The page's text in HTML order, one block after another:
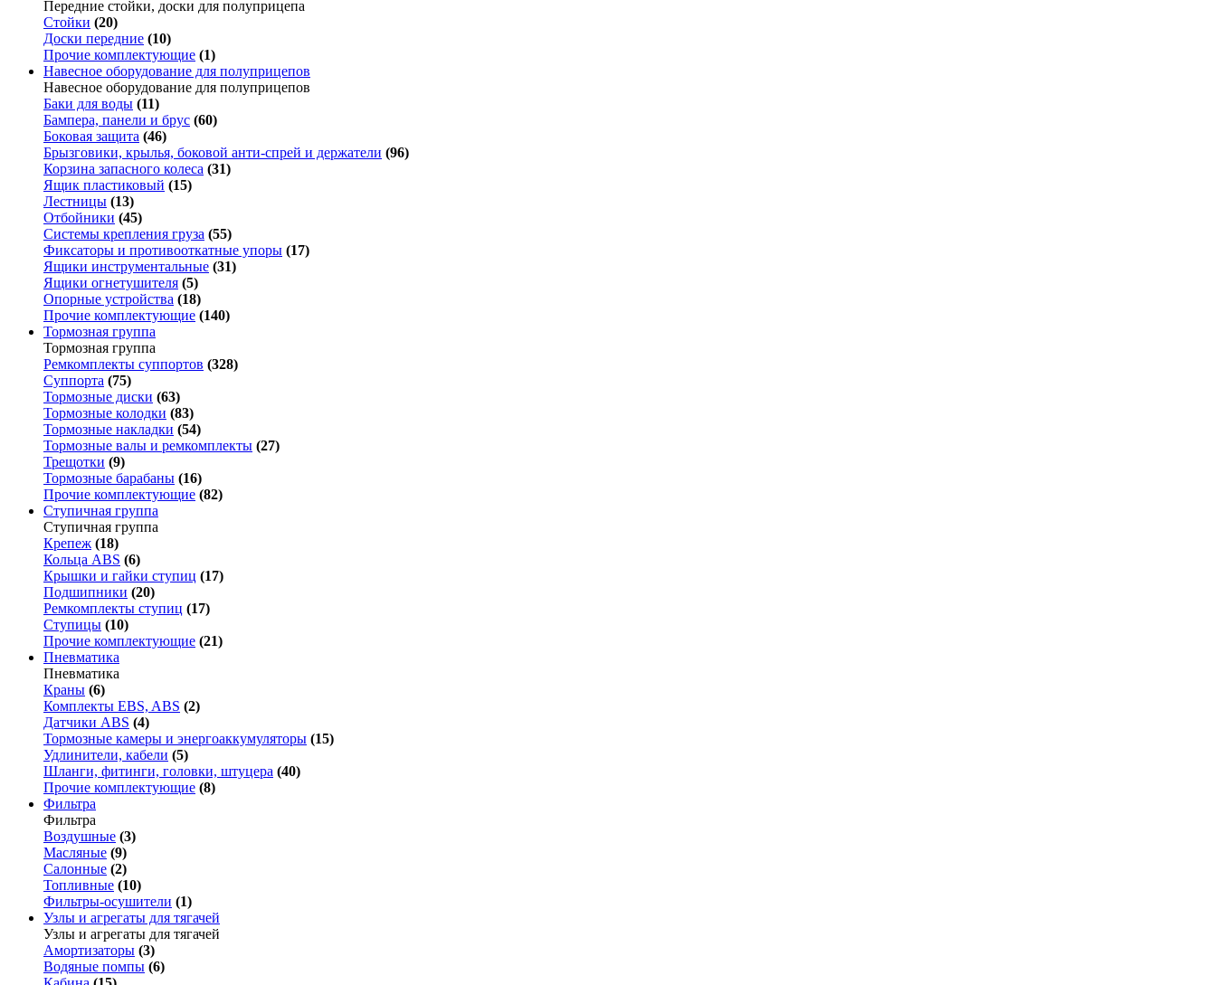
Передние стойки, доски для полуприцепа
Стойки (20)
Доски передние (10)
Прочие комплектующие (1)
Навесное оборудование для полуприцепов
Навесное оборудование для полуприцепов
Баки для воды (11)
Бампера, панели и брус (60)
Боковая защита (46)
Брызговики, крылья, боковой анти-спрей и держатели (96)
Корзина запасного колеса (31)
Ящик пластиковый (15)
Лестницы (13)
Отбойники (45)
Системы крепления груза (55)
Фиксаторы и противооткатные упоры (17)
Ящики инструментальные (31)
Ящики огнетушителя (5)
Опорные устройства (18)
Прочие комплектующие (140)
Тормозная группа
Тормозная группа
Ремкомплекты суппортов (328)
Суппорта (75)
Тормозные диски (63)
Тормозные колодки (83)
Тормозные накладки (54)
Тормозные валы и ремкомплекты (27)
Трещотки (9)
Тормозные барабаны (16)
Прочие комплектующие (82)
Ступичная группа
Ступичная группа
Крепеж (18)
Кольца ABS (6)
Крышки и гайки ступиц (17)
Подшипники (20)
Ремкомплекты ступиц (17)
Ступицы (10)
Прочие комплектующие (21)
Пневматика
Пневматика
Краны (6)
Комплекты EBS, ABS (2)
Датчики ABS (4)
Тормозные камеры и энергоаккумуляторы (15)
Удлинители, кабели (5)
Шланги, фитинги, головки, штуцера (40)
Прочие комплектующие (8)
Фильтра
Фильтра
Воздушные (3)
Масляные (9)
Салонные (2)
Топливные (10)
Фильтры-осушители (1)
Узлы и агрегаты для тягачей
Узлы и агрегаты для тягачей
Амортизаторы (3)
Водяные помпы (6)